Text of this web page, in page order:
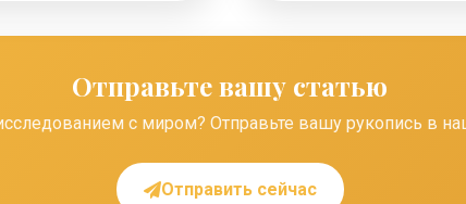
Отправьте вашу статью
с миром? Отправьте вашу рукопись в
Отправить сейчас